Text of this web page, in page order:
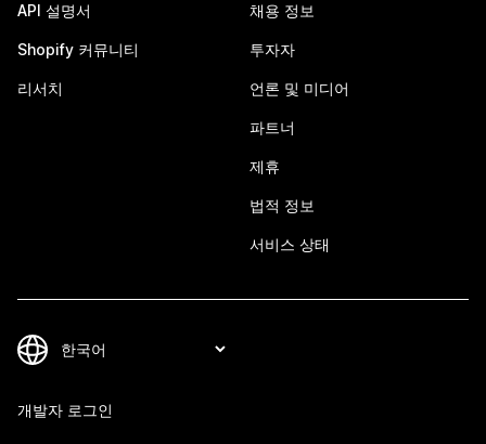
API 설명서
Shopify 커뮤니티
리서치
채용 정보
투자자
언론 및 미디어
파트너
제휴
법적 정보
서비스 상태
개발자 로그인